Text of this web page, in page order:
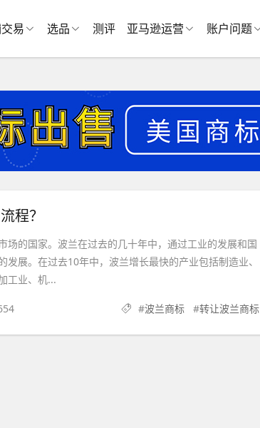
易 选品 测评 亚马逊运营 账户问题
程？
场的国家。波兰在过去的几十年中，通过工业的发展和国
发展。在过去10年中，波兰增长最快的产业包括制造业、
工业、机...
#波兰商标 #转让波兰商标